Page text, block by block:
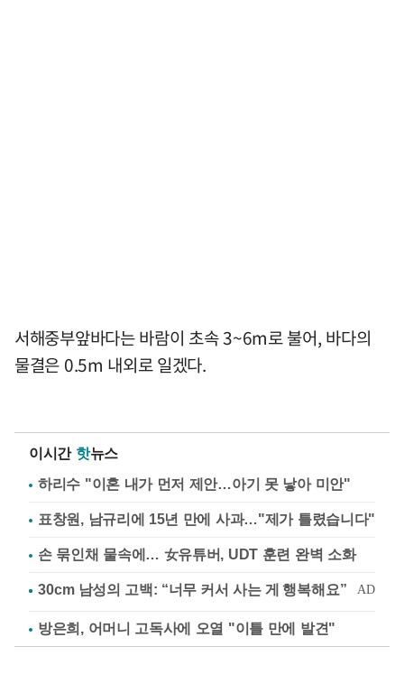
서해중부앞바다는 바람이 초속 3~6m로 불어, 바다의
물결은 0.5m 내외로 일겠다.
이시간 핫뉴스
하리수 "이혼 내가 먼저 제안…아기 못 낳아 미안"
표창원, 남규리에 15년 만에 사과…"제가 틀렸습니다"
손 묶인채 물속에… 女유튜버, UDT 훈련 완벽 소화
방은희, 어머니 고독사에 오열 "이틀 만에 발견"